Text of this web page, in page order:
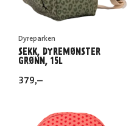
Dyreparken
SEKK, DYREMØNSTER
GRØNN, 15L
379,–